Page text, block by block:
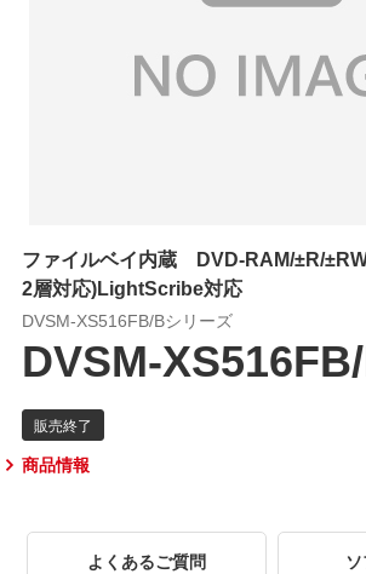
ファイルベイ内蔵 DVD-RAM/±R/
2層対応)LightScribe対応
DVSM-XS516FB/Bシリーズ
DVSM-
商品情報
よくあるご質問